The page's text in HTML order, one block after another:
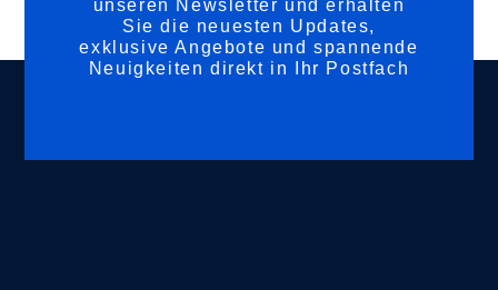
unseren Newsletter und erhalten
Sie die neuesten Updates,
exklusive Angebote und spannende
Neuigkeiten direkt in Ihr Postfach